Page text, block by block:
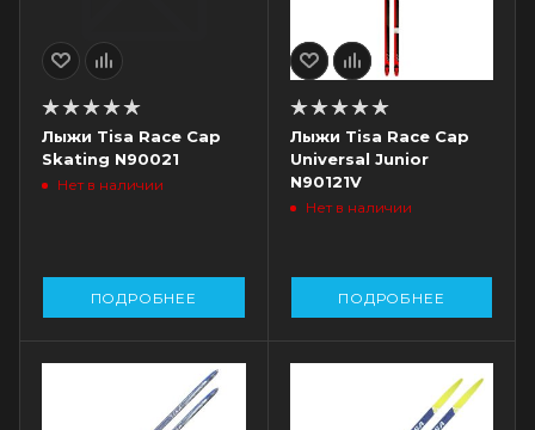
Лыжи Tisa Race Cap
Skating N90021
Нет в наличии
ПОДРОБНЕЕ
Лыжи Tisa Race Cap
Universal Junior
N90121V
Нет в наличии
ПОДРОБНЕЕ